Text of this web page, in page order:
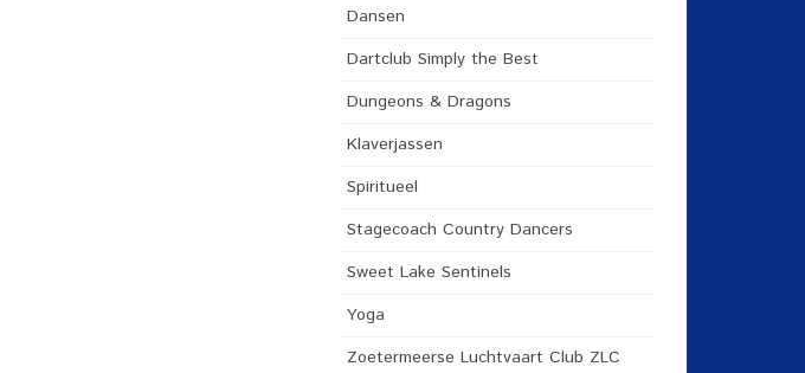
Dansen
Dartclub Simply the Best
Dungeons & Dragons
Klaverjassen
Spiritueel
Stagecoach Country Dancers
Sweet Lake Sentinels
Yoga
Zoetermeerse Luchtvaart Club ZLC